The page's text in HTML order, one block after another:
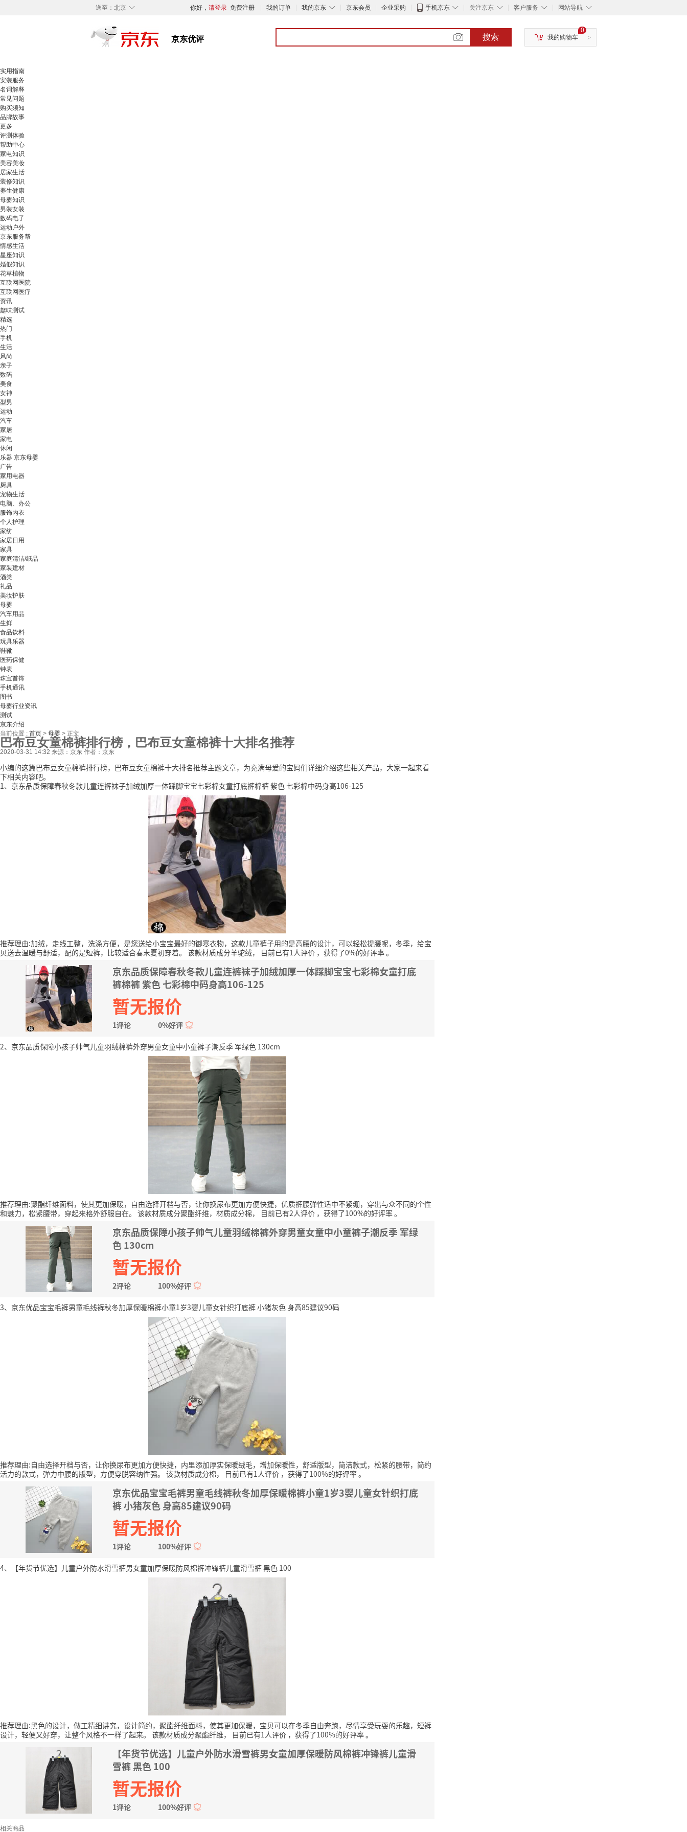
◇
送至： 北京 你好， 请登录 免费注册 我的订单 ◇
我的京东 京东会员 企业采购 ◇
手机京东 ◇
关注京东 ◇
客户服务 ◇
网站导航
搜索 >
0
我的购物车
实用指南
安装服务
名词解释
常见问题
购买须知
品牌故事
更多
评测体验
帮助中心
家电知识
美容美妆
居家生活
装修知识
养生健康
母婴知识
男装女装
数码电子
运动户外
京东服务帮
情感生活
星座知识
婚假知识
花草植物
互联网医院
互联网医疗
资讯
趣味测试
精选
热门
手机
生活
风尚
亲子
数码
美食
女神
型男
运动
汽车
家居
家电
休闲
乐器 京东母婴
广告
家用电器
厨具
宠物生活
电脑、办公
服饰内衣
个人护理
家纺
家居日用
家具
家庭清洁/纸品
家装建材
酒类
礼品
美妆护肤
母婴
汽车用品
生鲜
食品饮料
玩具乐器
鞋靴
医药保健
钟表
珠宝首饰
手机通讯
图书
母婴行业资讯
测试
京东介绍
当前位置 : 首页 > 母婴 > 正文
巴布豆女童棉裤排行榜，巴布豆女童棉裤十大排名推荐
2020-03-31 14:32 来源：京东 作者：京东
小编的这篇巴布豆女童棉裤排行榜，巴布豆女童棉裤十大排名推荐主题文章，为充满母爱的宝妈们详细介绍这些相关产品，大家一起来看
下相关内容吧。
1、京东品质保障春秋冬款儿童连裤袜子加绒加厚一体踩脚宝宝七彩棉女童打底裤棉裤 紫色 七彩棉中码身高106-125
推荐理由:加绒，走线工整，洗涤方便，是您送给小宝宝最好的御寒衣物，这款儿童裤子用的是高腰的设计，可以轻松提腰呢，冬季，给宝
贝送去温暖与舒适，配的是短裤，比较适合春末夏初穿着。 该款材质成分羊驼绒， 目前已有1人评价 ，获得了0%的好评率。
京东品质保障春秋冬款儿童连裤袜子加绒加厚一体踩脚宝宝七彩棉女童打底
裤棉裤 紫色 七彩棉中码身高106-125
暂无报价
1评论 0%好评
2、京东品质保障小孩子帅气儿童羽绒棉裤外穿男童女童中小童裤子潮反季 军绿色 130cm
推荐理由:聚酯纤维面料，使其更加保暖，自由选择开档与否，让你换尿布更加方便快捷，优质裤腰弹性适中不紧绷，穿出与众不同的个性
和魅力，松紧腰带，穿起来格外舒服自在。 该款材质成分聚酯纤维，材质成分棉， 目前已有2人评价 ，获得了100%的好评率。
京东品质保障小孩子帅气儿童羽绒棉裤外穿男童女童中小童裤子潮反季 军绿
色 130cm
暂无报价
2评论 100%好评
3、京东优品宝宝毛裤男童毛线裤秋冬加厚保暖棉裤小童1岁3婴儿童女针织打底裤 小猪灰色 身高85建议90码
推荐理由:自由选择开档与否，让你换尿布更加方便快捷，内里添加厚实保暖绒毛，增加保暖性，舒适版型，简洁款式，松紧的腰带，简约
活力的款式，弹力中腰的版型，方便穿脱容纳性强。 该款材质成分棉， 目前已有1人评价 ，获得了100%的好评率。
京东优品宝宝毛裤男童毛线裤秋冬加厚保暖棉裤小童1岁3婴儿童女针织打底
裤 小猪灰色 身高85建议90码
暂无报价
1评论 100%好评
4、【年货节优选】儿童户外防水滑雪裤男女童加厚保暖防风棉裤冲锋裤儿童滑雪裤 黑色 100
推荐理由:黑色的设计，做工精细讲究，设计简约，聚酯纤维面料，使其更加保暖，宝贝可以在冬季自由奔跑，尽情享受玩耍的乐趣，短裤
设计，轻便又好穿，让整个风格不一样了起来。 该款材质成分聚酯纤维， 目前已有1人评价 ，获得了100%的好评率。
【年货节优选】儿童户外防水滑雪裤男女童加厚保暖防风棉裤冲锋裤儿童滑
雪裤 黑色 100
暂无报价
1评论 100%好评
相关商品